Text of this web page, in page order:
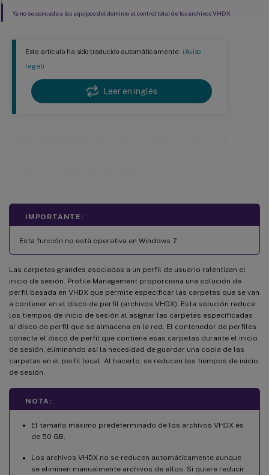
Este artículo ha sido traducido automáticamente. (Aviso
legal)
Leer en inglés
IMPORTANTE:
Esta función no está operativa en Windows 7.
Las carpetas grandes asociadas a un perfil de usuario ralentizan el
inicio de sesión. Profile Management proporciona una solución de
perfil basada en VHDX que permite especificar las carpetas que se van
a contener en el disco de perfil (archivos VHDX). Esta solución reduce
los tiempos de inicio de sesión al asignar las carpetas especificadas
al disco de perfil que se almacena en la red. El contenedor de perfiles
conecta el disco de perfil que contiene esas carpetas durante el inicio
de sesión, eliminando así la necesidad de guardar una copia de las
carpetas en el perfil local. Al hacerlo, se reducen los tiempos de inicio
de sesión.
NOTA:
El tamaño máximo predeterminado de los archivos VHDX es
de 50 GB.
Los archivos VHDX no se reducen automáticamente aunque
se eliminen manualmente archivos de ellos. Si quiere reducir
Ya no se concede a los equipos del dominio el control total de los archivos VHDX